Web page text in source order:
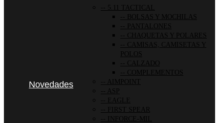
Novedades
5.11 TACTICAL
BOLSAS Y MOCHILAS
PANTALONES
CHAQUETAS Y POLARES
CAMISAS, CAMISETAS Y
POLOS
CALZADO
COMPLEMENTOS
AIMPOINT
ASP
EAGLE
FIRST SPEAR
INFORCE-MIL